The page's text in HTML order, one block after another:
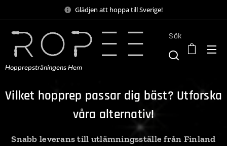
Glädjen att hoppa till Sverige!
Hopprepsträningens Hem
Sök
Vilket hopprep passar dig bäst? Utforska
våra alternativ!
Snabb leverans till utlämningsställe från Finland